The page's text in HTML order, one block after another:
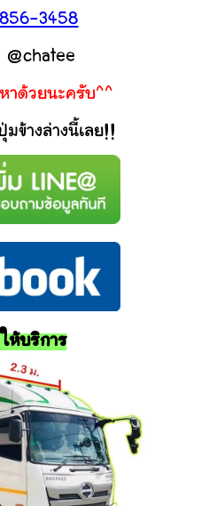
3458
@chatee
ด้วยนะครับ^^
ข้างล่างนี้เลย!!
ห้บริการ